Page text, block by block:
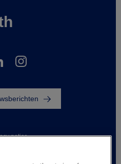
notice